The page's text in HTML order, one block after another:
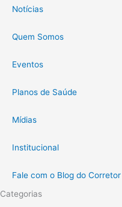
Notícias
Quem Somos
Eventos
Planos de Saúde
Mídias
Institucional
Fale com o Blog do Corretor
Categorias